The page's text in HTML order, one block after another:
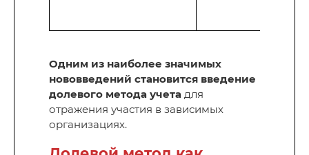
Одним из наиболее значимых
нововведений становится введение
долевого метода учета для
отражения участия в зависимых
организациях.